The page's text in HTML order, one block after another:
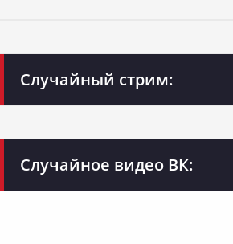
Случайный стрим:
Случайное видео ВК: